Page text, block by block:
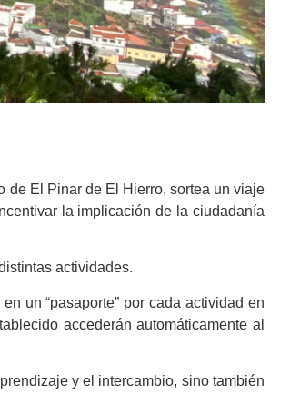
de El Pinar de El Hierro, sortea un viaje
la implicación de la ciudadanía
actividades.
un “pasaporte” por cada actividad en
accederán automáticamente al
y el intercambio, sino también